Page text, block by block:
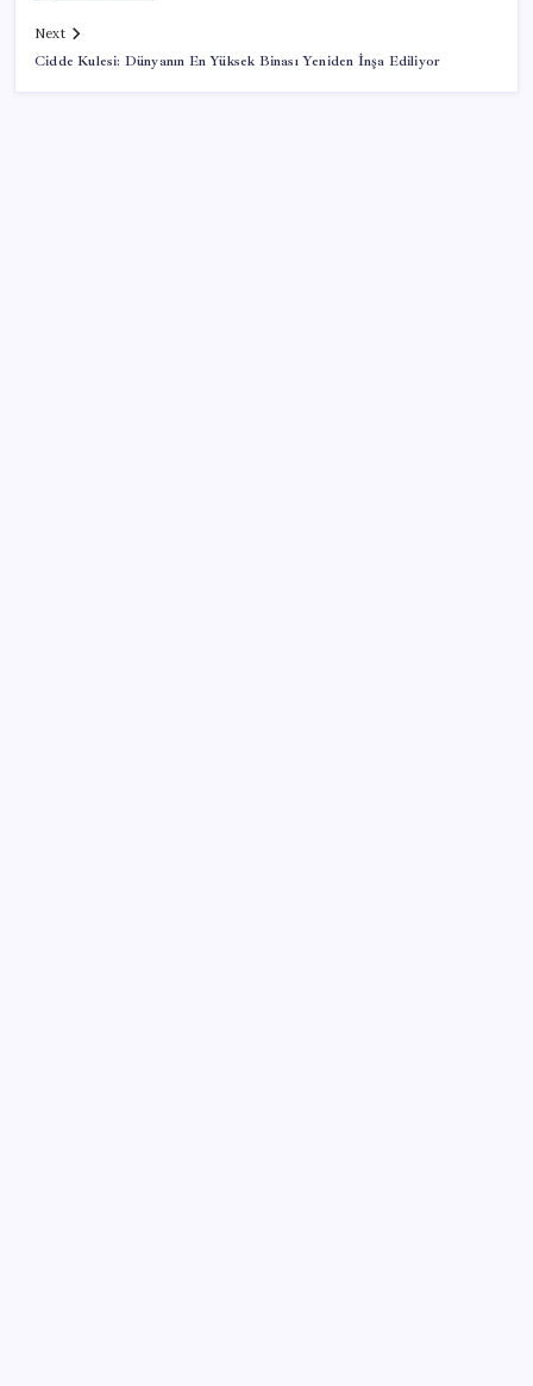
Next
Cidde Kulesi: Dünyanın En Yüksek Binası Yeniden İnşa Ediliyor